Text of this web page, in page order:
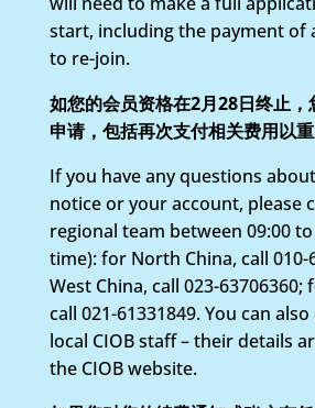
start, including the payment of
to re-join.
如您的会员资格在2月28日终止，
申请，包括再次支付相关费用以重
If you have any questions
notice or your account, please
regional team between 09:00
time): for North China, call 010-
West China, call 023-63706360;
call 021-61331849. You can
local CIOB staff – their details
the CIOB website.